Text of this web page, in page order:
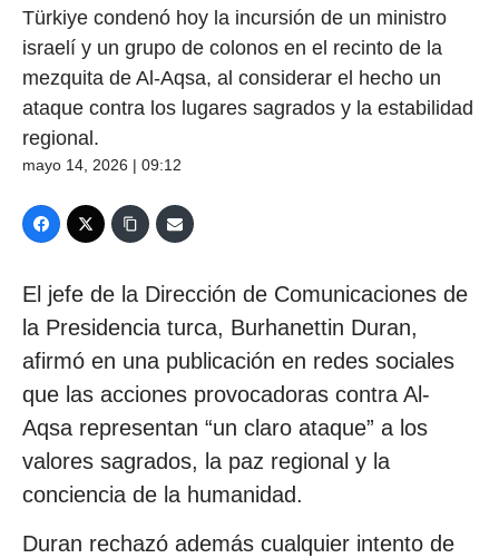
Türkiye condenó hoy la incursión de un ministro
israelí y un grupo de colonos en el recinto de la
mezquita de Al-Aqsa, al considerar el hecho un
ataque contra los lugares sagrados y la estabilidad
regional.
mayo 14, 2026 | 09:12
El jefe de la Dirección de Comunicaciones de
la Presidencia turca, Burhanettin Duran,
afirmó en una publicación en redes sociales
que las acciones provocadoras contra Al-
Aqsa representan “un claro ataque” a los
valores sagrados, la paz regional y la
conciencia de la humanidad.
Duran rechazó además cualquier intento de